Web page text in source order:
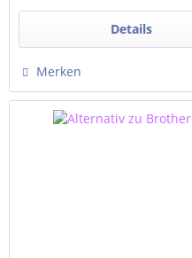
Details
Merken